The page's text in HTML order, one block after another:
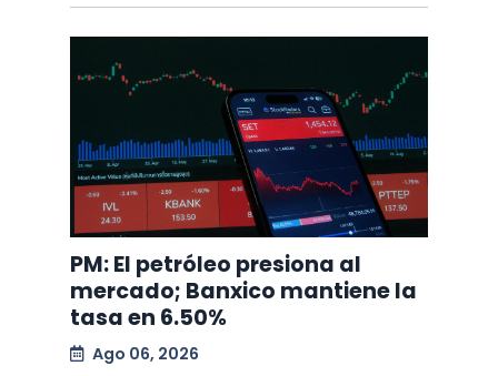
PM: El petróleo presiona al
mercado; Banxico mantiene la
tasa en 6.50%
Ago 06, 2026